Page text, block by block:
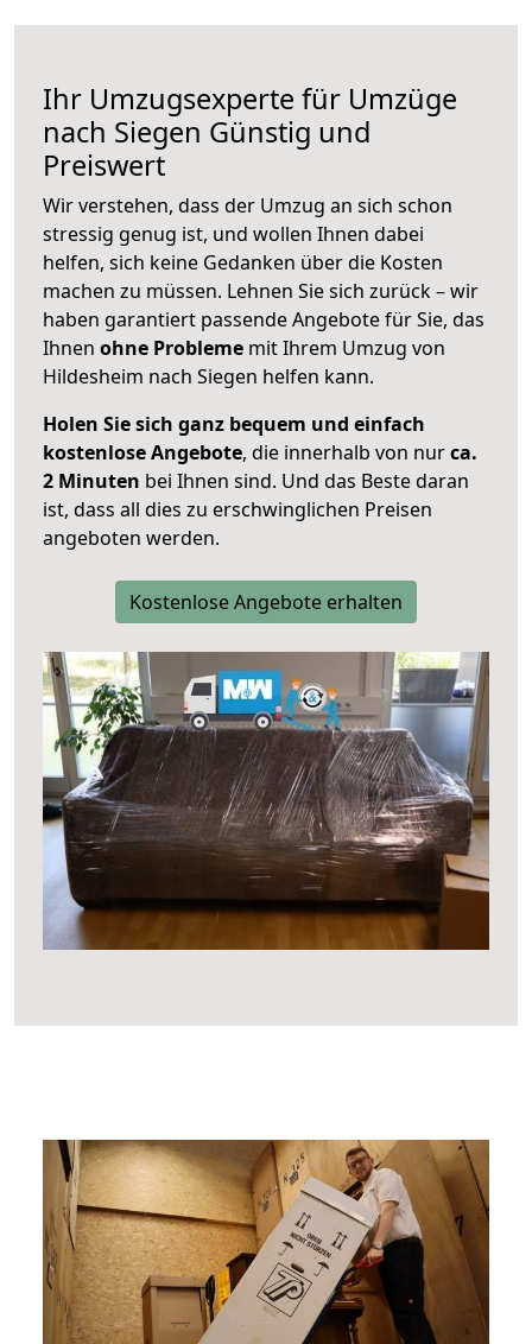
Ihr Umzugsexperte für Umzüge
nach Siegen Günstig und
Preiswert
Wir verstehen, dass der Umzug an sich schon
stressig genug ist, und wollen Ihnen dabei
helfen, sich keine Gedanken über die Kosten
machen zu müssen. Lehnen Sie sich zurück – wir
haben garantiert passende Angebote für Sie, das
Ihnen ohne Probleme mit Ihrem Umzug von
Hildesheim nach Siegen helfen kann.
Holen Sie sich ganz bequem und einfach
kostenlose Angebote, die innerhalb von nurca.
2 Minuten bei Ihnen sind. Und das Beste daran
ist, dass all dies zu erschwinglichen Preisen
angeboten werden.
Kostenlose Angebote erhalten